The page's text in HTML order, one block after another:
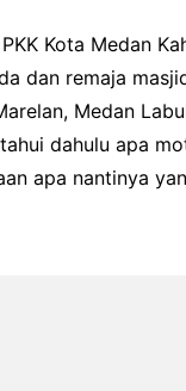
Kota Medan
dan remaja
Medan
dahulu apa
apa nantinya